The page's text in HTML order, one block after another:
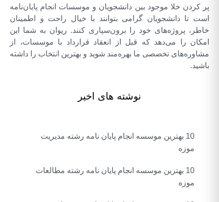
پر کردن خلا موجود بین دانشجویان و موسسات انجام پایان‌نامه
است تا دانشجویان گرامی بتوانند با خیال راحت و اطمینان
خاطر، پروژه‌های خود را برون‌سپاری کنند. ریوان به شما این
امکان را می‌دهد که قبل از انعقاد قرارداد با موسسات، از
مشاوره‌های تخصصی ما بهره‌مند شوید و بهترین انتخاب را داشته
باشید.
نوشته های اخیر
10 بهترین موسسه انجام پایان نامه رشته مدیریت
موزه
10 بهترین موسسه انجام پایان نامه رشته مطالعات
موزه